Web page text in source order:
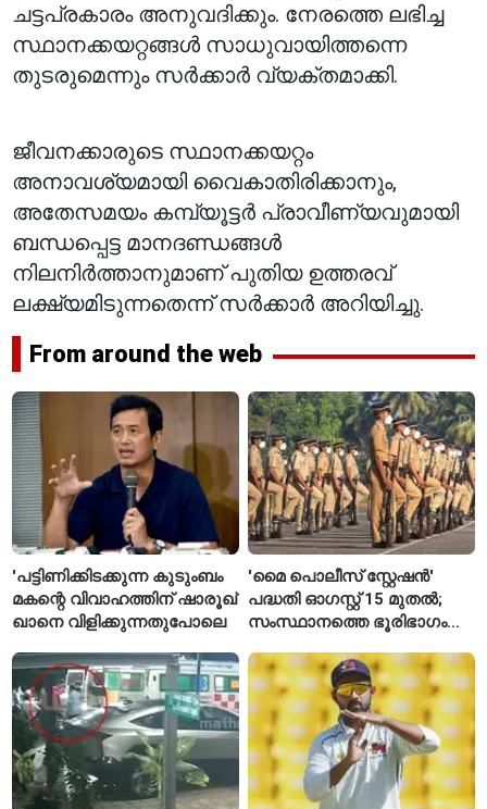
ചട്ടപ്രകാരം അനുവദിക്കും. നേരത്തെ ലഭിച്ച
സ്ഥാനക്കയറ്റങ്ങൾ സാധുവായിത്തന്നെ
തുടരുമെന്നും സർക്കാർ വ്യക്തമാക്കി.
ജീവനക്കാരുടെ സ്ഥാനക്കയറ്റം
അനാവശ്യമായി വൈകാതിരിക്കാനും,
അതേസമയം കമ്പ്യൂട്ടർ പ്രാവീണ്യവുമായി
ബന്ധപ്പെട്ട മാനദണ്ഡങ്ങൾ
നിലനിർത്താനുമാണ് പുതിയ ഉത്തരവ്
ലക്ഷ്യമിടുന്നതെന്ന് സർക്കാർ അറിയിച്ചു.
From around the web
'പട്ടിണിക്കിടക്കുന്ന കുടുംബം
മകന്റെ വിവാഹത്തിന് ഷാരൂഖ്
ഖാനെ വിളിക്കുന്നതുപോലെ
'മൈ പൊലീസ് സ്റ്റേഷൻ'
പദ്ധതി ഓഗസ്റ്റ് 15 മുതൽ;
സംസ്ഥാനത്തെ ഭൂരിഭാഗം
എസ്‌ഐമാർക്ക്